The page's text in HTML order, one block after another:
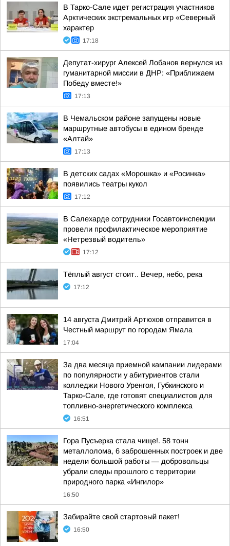
В Тарко-Сале идет регистрация участников
Арктических экстремальных игр «Северный
характер
17:18
Депутат-хирург Алексей Лобанов вернулся из
гуманитарной миссии в ДНР: «Приближаем
Победу вместе!»
17:13
В Чемальском районе запущены новые
маршрутные автобусы в едином бренде
«Алтай»
17:13
В детских садах «Морошка» и «Росинка»
появились театры кукол
17:12
В Салехарде сотрудники Госавтоинспекции
провели профилактическое мероприятие
«Нетрезвый водитель»
17:12
Тёплый август стоит.. Вечер, небо, река
17:12
14 августа Дмитрий Артюхов отправится в
Честный маршрут по городам Ямала
17:04
За два месяца приемной кампании лидерами
по популярности у абитуриентов стали
колледжи Нового Уренгоя, Губкинского и
Тарко-Сале, где готовят специалистов для
топливно-энергетического комплекса
16:51
Гора Пусъерка стала чище!. 58 тонн
металлолома, 6 заброшенных построек и две
недели большой работы — добровольцы
убрали следы прошлого с территории
природного парка «Ингилор»
16:50
Забирайте свой стартовый пакет!
16:50